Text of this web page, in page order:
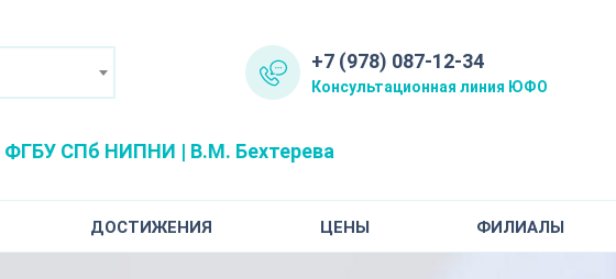
+7 (978) 087-12-34
Консультационная линия ЮФО
ФГБУ СПб НИПНИ | В.М. Бехтерева
ДОСТИЖЕНИЯ ЦЕНЫ ФИЛИАЛЫ